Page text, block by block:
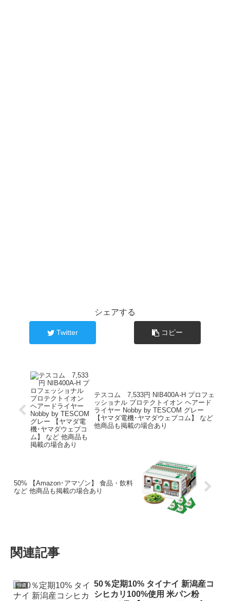
シェアする
Twitter コピー
テスコム 7,533円 NIB400A-H プロフェ
ッショナル プロテクトイオン ヘアード
ライヤー Nobby by TESCOM グレー
【ヤマダ電機･ヤマダウェブコム】 など
他商品も掲載の場合あり
50% 【Amazon･アマゾン】 食品・飲料
など 他商品も掲載の場合あり
関連記事
特価
50％定期10% タイナイ 新潟産コ
シヒカリ100%使用 米パン粉